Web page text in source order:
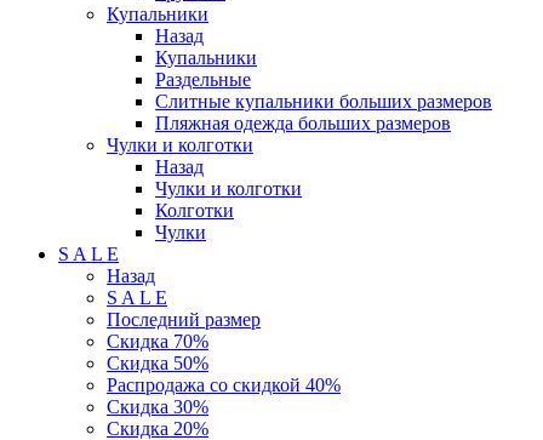
Купальники
Назад
Купальники
Раздельные
Слитные купальники больших размеров
Пляжная одежда больших размеров
Чулки и колготки
Назад
Чулки и колготки
Колготки
Чулки
S A L E
Назад
S A L E
Последний размер
Скидка 70%
Скидка 50%
Распродажа со скидкой 40%
Скидка 30%
Скидка 20%